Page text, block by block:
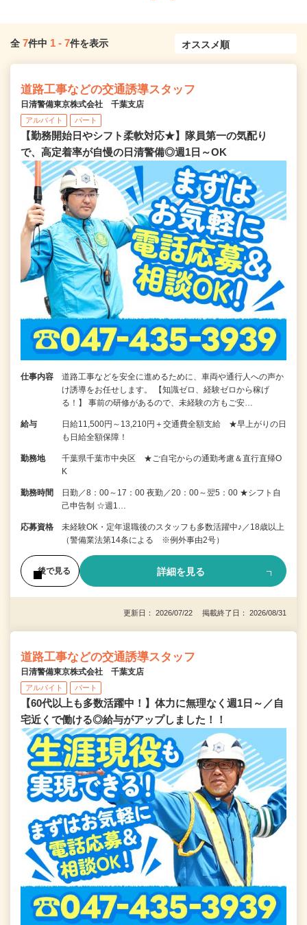
全 7件中 1 - 7件を表示
道路工事などの交通誘導スタッフ
日清警備東京株式会社 千葉支店
アルバイト パート
【勤務開始日やシフト柔軟対応★】隊員第一の気配り
で、高定着率が自慢の日清警備◎週1日～OK
仕事内容
道路工事などを安全に進めるために、車両や通行人への声か
け誘導をお任せします。 【知識ゼロ、経験ゼロから稼げ
る！】 事前の研修があるので、未経験の方もご安…
給与
日給11,500円～13,210円＋交通費全額支給 ★早上がりの日
も日給全額保障！
勤務地
千葉県千葉市中央区 ★ご自宅からの通勤考慮＆直行直帰O
K
勤務時間
日勤／8：00～17：00 夜勤／20：00～翌5：00 ★シフト自
己申告制 ☆週1…
応募資格
未経験OK・定年退職後のスタッフも多数活躍中♪／18歳以上
（警備業法第14条による ※例外事由2号）
後で見る 詳細を見る
更新日： 2026/07/22 掲載終了日： 2026/08/31
道路工事などの交通誘導スタッフ
日清警備東京株式会社 千葉支店
アルバイト パート
【60代以上も多数活躍中！】体力に無理なく週1日～／自
宅近くで働ける◎給与がアップしました！！